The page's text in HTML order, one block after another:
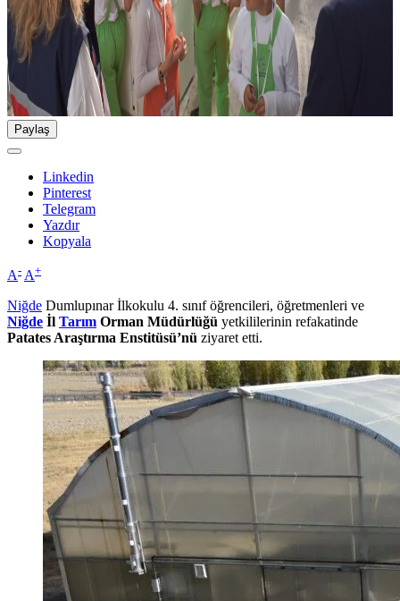
Paylaş
Linkedin
Pinterest
Telegram
Yazdır
Kopyala
A- A+
Niğde Dumlupınar İlkokulu 4. sınıf öğrencileri, öğretmenleri ve
Niğde İl Tarım Orman Müdürlüğü yetkililerinin refakatinde
Patates Araştırma Enstitüsü’nü ziyaret etti.